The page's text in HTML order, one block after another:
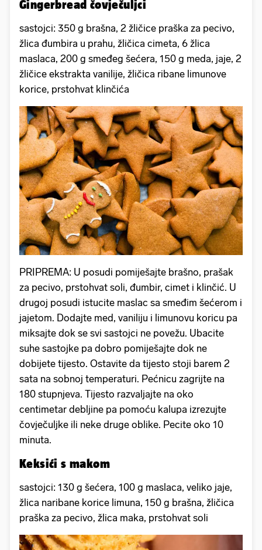
Gingerbread čovječuljci
sastojci: 350 g brašna, 2 žličice praška za pecivo,
žlica đumbira u prahu, žličica cimeta, 6 žlica
maslaca, 200 g smeđeg šećera, 150 g meda, jaje, 2
žličice ekstrakta vanilije, žličica ribane limunove
korice, prstohvat klinčića
PRIPREMA: U posudi pomiješajte brašno, prašak
za pecivo, prstohvat soli, đumbir, cimet i klinčić. U
drugoj posudi istucite maslac sa smeđim šećerom i
jajetom. Dodajte med, vaniliju i limunovu koricu pa
miksajte dok se svi sastojci ne povežu. Ubacite
suhe sastojke pa dobro pomiješajte dok ne
dobijete tijesto. Ostavite da tijesto stoji barem 2
sata na sobnoj temperaturi. Pećnicu zagrijte na
180 stupnjeva. Tijesto razvaljajte na oko
centimetar debljine pa pomoću kalupa izrezujte
čovječuljke ili neke druge oblike. Pecite oko 10
minuta.
Keksići s makom
sastojci: 130 g šećera, 100 g maslaca, veliko jaje,
žlica naribane korice limuna, 150 g brašna, žličica
praška za pecivo, žlica maka, prstohvat soli